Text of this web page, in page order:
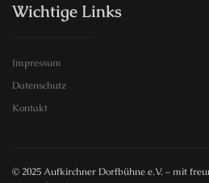
Wichtige Links
Impressum
Datenschutz
Kontakt
© 2025 Aufkirchner Dorfbühne e.V. – mit